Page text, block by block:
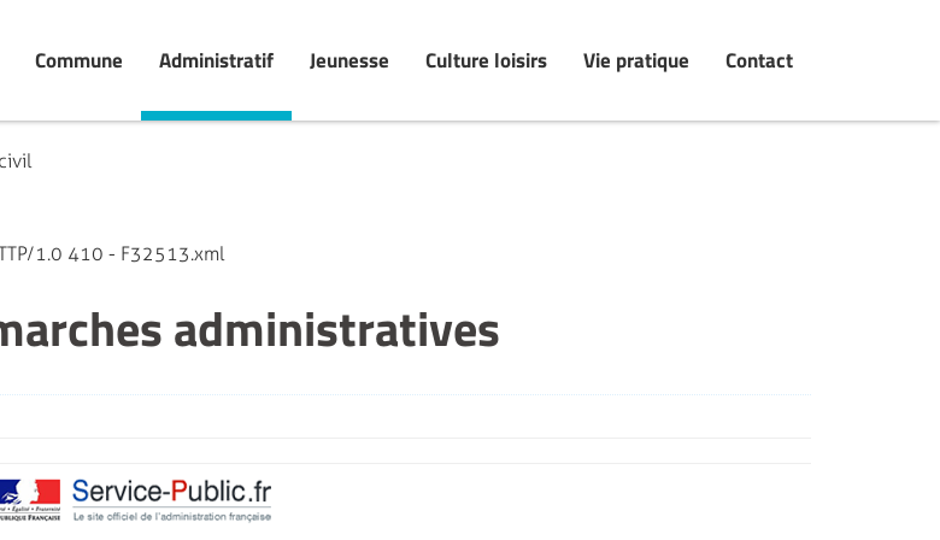
Commune Administratif Jeunesse Culture loisirs Vie pratique Contact
1.0 410 - F32513.xml
administratives